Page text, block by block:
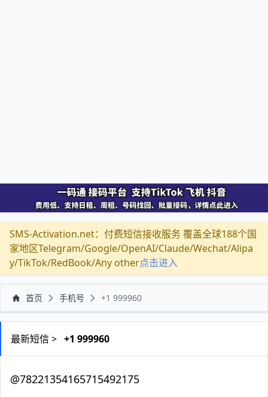
SMS-Activation.net：付费短信接收服务 覆盖全球188个国
家地区Telegram/Google/OpenAI/Claude/Wechat/Alipa
y/TikTok/RedBook/Any other点击进入
首页 手机号 +1 999960
最新短信 > +1 999960
@78221354165715492175